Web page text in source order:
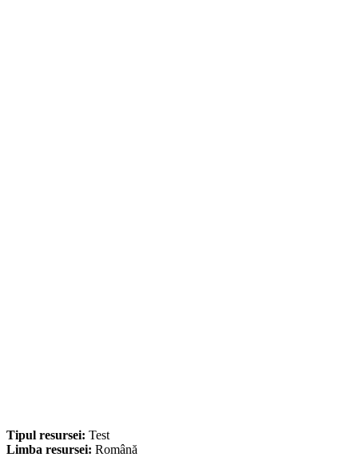
Tipul resursei: Test
Limba resursei: Română